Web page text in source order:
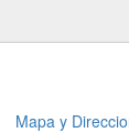
Mapa y